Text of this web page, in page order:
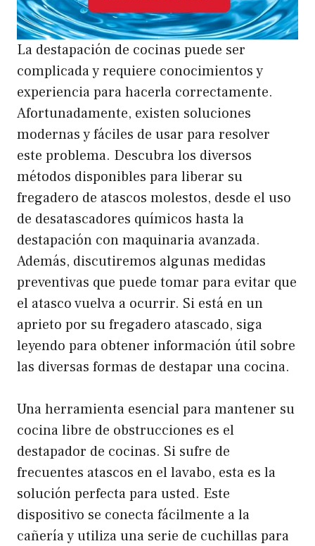
La destapación de cocinas puede ser
complicada y requiere conocimientos y
experiencia para hacerla correctamente.
Afortunadamente, existen soluciones
modernas y fáciles de usar para resolver
este problema. Descubra los diversos
métodos disponibles para liberar su
fregadero de atascos molestos, desde el uso
de desatascadores químicos hasta la
destapación con maquinaria avanzada.
Además, discutiremos algunas medidas
preventivas que puede tomar para evitar que
el atasco vuelva a ocurrir. Si está en un
aprieto por su fregadero atascado, siga
leyendo para obtener información útil sobre
las diversas formas de destapar una cocina.
Una herramienta esencial para mantener su
cocina libre de obstrucciones es el
destapador de cocinas. Si sufre de
frecuentes atascos en el lavabo, esta es la
solución perfecta para usted. Este
dispositivo se conecta fácilmente a la
cañería y utiliza una serie de cuchillas para